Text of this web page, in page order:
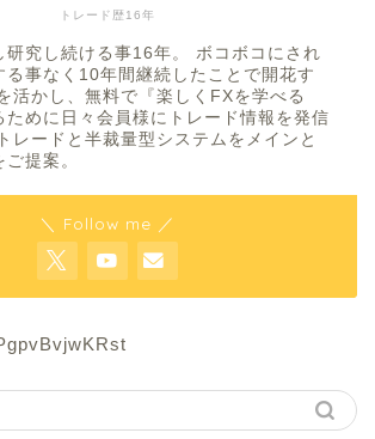
トレード歴16年
研究し続ける事16年。 ボコボコにされ
る事なく10年間継続したことで開花す
活かし、無料で『楽しくFXを学べる
ために日々会員様にトレード情報を発信
レードと半裁量型システムをメインと
提案。
＼ Follow me ／